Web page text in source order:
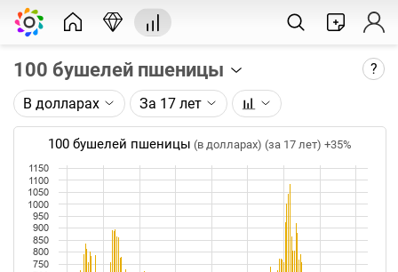
100 бушелей пшеницы ?
Описание графика:
Цена фьючерса на пшеницу, торгуемого на CME.
Каждая точка на графике - цена закрытия дня,
недели или месяца. Оптимальный таймфрейм
(день, неделя, месяц) подбирается автоматически
при изменении глубины графика.
Данные добавляются ежедневно.
В долларах За 17 лет
100 бушелей пшеницы (в долларах) (за 17 лет) +35%
750
800
850
900
950
1000
1050
1100
1150